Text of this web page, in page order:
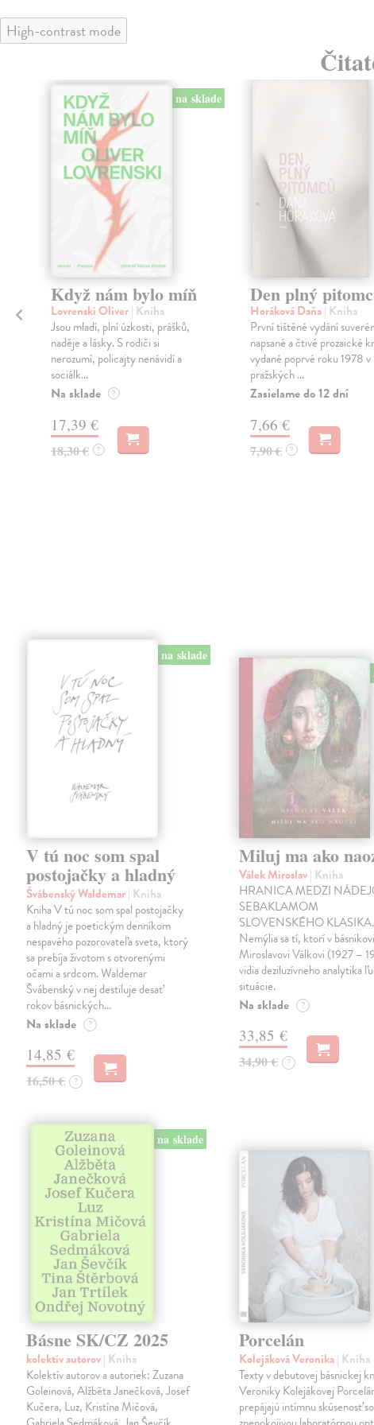
High-contrast mode
na sklade
Když nám bylo míň
Lovrenski Oliver| Kniha
Jsou mladí, plní úzkosti, prášků,
naděje a lásky. S rodiči si
nerozumí, policajty nenávidí a
sociálk...
Na sklade ?
17,39 €
18,30 € ?
Den plný
Horáková Daňa| Kniha
První tištěné vydání
napsané a čtivé prozaické
vydané poprvé roku 1978 v
pražských ...
Zasielame do 12 dní
7,66 €
7,90 € ?
na sklade
V tú noc som spal
postojačky a hladný
Švábenský Waldemar| Kniha
Kniha V tú noc som spal postojačky
a hladný je poetickým denníkom
nespavého pozorovateľa sveta, ktorý
sa prebíja životom s otvorenými
očami a srdcom. Waldemar
Švábenský v nej destiluje desať
rokov básnických…
Na sklade ?
14,85 €
16,50 € ?
Miluj ma ako
Válek Miroslav| Kniha
HRANICA MEDZI
SEBAKLAMOM
SLOVENSKÉHO KLASIKA.
Nemýlia sa tí, ktorí v básnikovi
Miroslavovi Válkovi (1927 –
vidia deziluzívneho analytika
situácie.
Na sklade ?
33,85 €
34,90 € ?
na sklade
Básne SK/CZ 2025
kolektív autorov| Kniha
Kolektív autorov a autoriek: Zuzana
Goleinová, Alžběta Janečková, Josef
Kučera, Luz, Kristína Mičová,
Porcelán
Kolejáková Veronika| Kniha
Texty v debutovej básnickej
Veroniky Kolejákovej
prepájajú intímnu skúsenosť so